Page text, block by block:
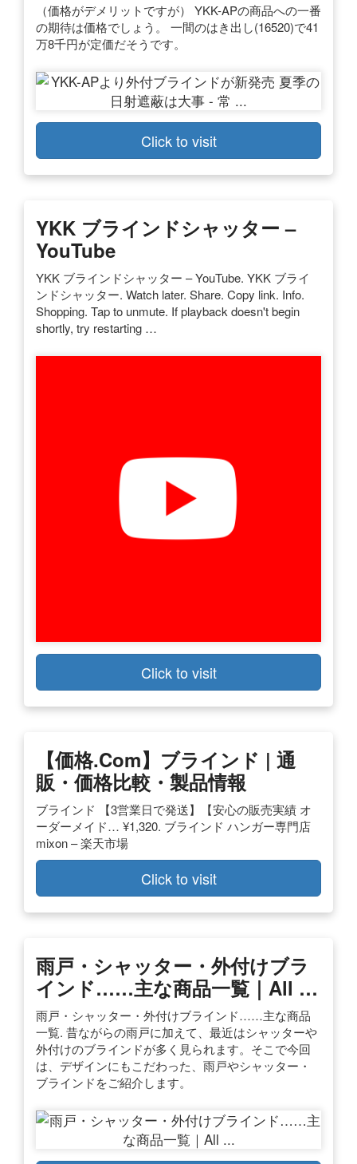
（価格がデメリットですが） YKK-APの商品への一番
の期待は価格でしょう。 一間のはき出し(16520)で41
万8千円が定価だそうです。
Click to visit
YKK ブラインドシャッター –
YouTube
YKK ブラインドシャッター – YouTube. YKK ブライ
ンドシャッター. Watch later. Share. Copy link. Info.
Shopping. Tap to unmute. If playback doesn't begin
shortly, try restarting …
Click to visit
【価格.com】ブラインド | 通
販・価格比較・製品情報
ブラインド 【3営業日で発送】【安心の販売実績 オ
ーダーメイド… ¥1,320. ブラインド ハンガー専門店
mixon – 楽天市場
Click to visit
雨戸・シャッター・外付けブラ
インド……主な商品一覧｜All …
雨戸・シャッター・外付けブラインド……主な商品
一覧. 昔ながらの雨戸に加えて、最近はシャッターや
外付けのブラインドが多く見られます。そこで今回
は、デザインにもこだわった、雨戸やシャッター・
ブラインドをご紹介します。